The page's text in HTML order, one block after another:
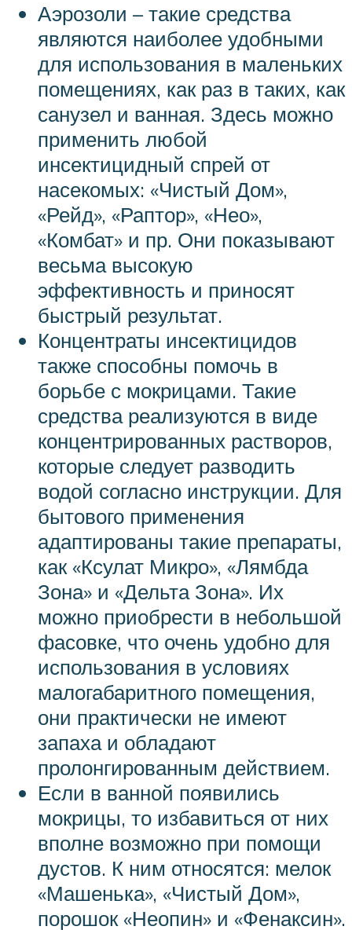
Аэрозоли – такие средства
являются наиболее удобными
для использования в маленьких
помещениях, как раз в таких, как
санузел и ванная. Здесь можно
применить любой
инсектицидный спрей от
насекомых: «Чистый Дом»,
«Рейд», «Раптор», «Нео»,
«Комбат» и пр. Они показывают
весьма высокую
эффективность и приносят
быстрый результат.
Концентраты инсектицидов
также способны помочь в
борьбе с мокрицами. Такие
средства реализуются в виде
концентрированных растворов,
которые следует разводить
водой согласно инструкции. Для
бытового применения
адаптированы такие препараты,
как «Ксулат Микро», «Лямбда
Зона» и «Дельта Зона». Их
можно приобрести в небольшой
фасовке, что очень удобно для
использования в условиях
малогабаритного помещения,
они практически не имеют
запаха и обладают
пролонгированным действием.
Если в ванной появились
мокрицы, то избавиться от них
вполне возможно при помощи
дустов. К ним относятся: мелок
«Машенька», «Чистый Дом»,
порошок «Неопин» и «Фенаксин».